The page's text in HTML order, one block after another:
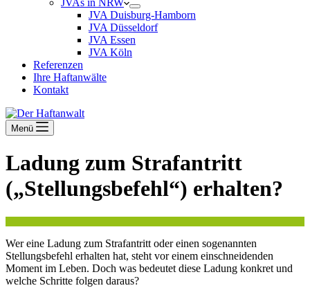
JVAs in NRW
JVA Duisburg-Hamborn
JVA Düsseldorf
JVA Essen
JVA Köln
Referenzen
Ihre Haftanwälte
Kontakt
Menü
Ladung zum Strafantritt
(„Stellungsbefehl“) erhalten?
Wer eine Ladung zum Strafantritt oder einen sogenannten
Stellungsbefehl erhalten hat, steht vor einem einschneidenden
Moment im Leben. Doch was bedeutet diese Ladung konkret und
welche Schritte folgen daraus?